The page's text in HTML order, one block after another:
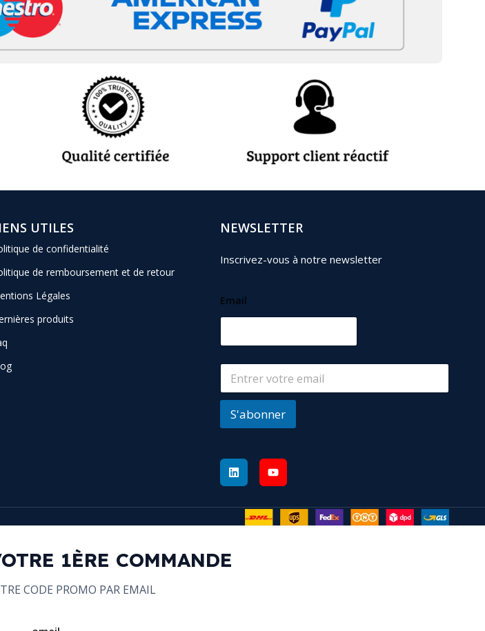
UTILES
de confidentialité
de remboursement et de retour
Légales
produits
NEWSLETTER
Inscrivez-vous à notre newsletter
Email
S'abonner
1ÈRE COMMANDE
CODE PROMO PAR EMAIL